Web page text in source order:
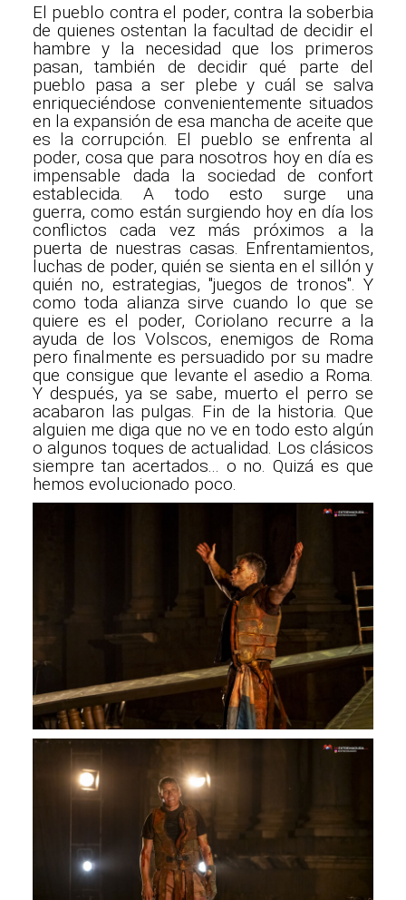
El pueblo contra el poder, contra la soberbia
de quienes ostentan la facultad de decidir el
hambre y la necesidad que los primeros
pasan, también de decidir qué parte del
pueblo pasa a ser plebe y cuál se salva
enriqueciéndose convenientemente situados
en la expansión de esa mancha de aceite que
es la corrupción. El pueblo se enfrenta al
poder, cosa que para nosotros hoy en día es
impensable dada la sociedad de confort
establecida. A todo esto surge una
guerra, como están surgiendo hoy en día los
conflictos cada vez más próximos a la
puerta de nuestras casas. Enfrentamientos,
luchas de poder, quién se sienta en el sillón y
quién no, estrategias, "juegos de tronos". Y
como toda alianza sirve cuando lo que se
quiere es el poder, Coriolano recurre a la
ayuda de los Volscos, enemigos de Roma
pero finalmente es persuadido por su madre
que consigue que levante el asedio a Roma.
Y después, ya se sabe, muerto el perro se
acabaron las pulgas. Fin de la historia. Que
alguien me diga que no ve en todo esto algún
o algunos toques de actualidad. Los clásicos
siempre tan acertados... o no. Quizá es que
hemos evolucionado poco.